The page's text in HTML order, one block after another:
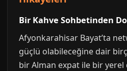
Bir Kahve Sohbetinden
Afyonkarahisar Bayat’ta
güçlü olabileceğine dair
bir Alman expat ile bir